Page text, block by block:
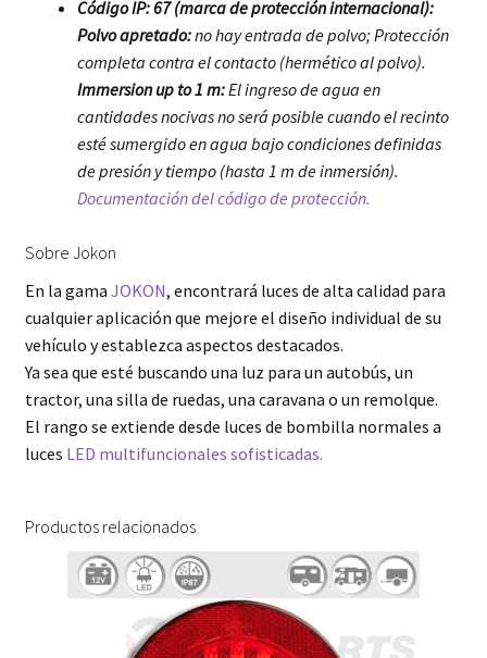
Código IP: 67 (marca de protección internacional):
Polvo apretado:no hay entrada de polvo; Protección
completa contra el contacto (hermético al polvo).
Immersion up to 1 m:El ingreso de agua en
cantidades nocivas no será posible cuando el recinto
esté sumergido en agua bajo condiciones definidas
de presión y tiempo (hasta 1 m de inmersión).
Documentación del código de protección.
Sobre Jokon
En la gama JOKON, encontrará luces de alta calidad para
cualquier aplicación que mejore el diseño individual de su
vehículo y establezca aspectos destacados.
Ya sea que esté buscando una luz para un autobús, un
tractor, una silla de ruedas, una caravana o un remolque.
El rango se extiende desde luces de bombilla normales a
luces LED multifuncionales sofisticadas.
Productos relacionados